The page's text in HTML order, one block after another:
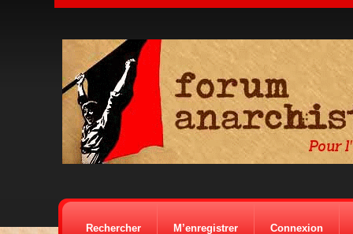
Rechercher M’enregistrer Connexion